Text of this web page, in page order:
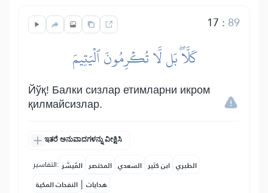
17 : 89
كَلَّاۖ بَل لَّا تُكۡرِمُونَ ٱلۡيَتِيمَ
Йўқ! Балки сизлар етимларни икром
қилмайсизлар.
ಇತರೆ ಅನುವಾದಗಳನ್ನು ವೀಕ್ಷಿಸಿ
التفاسير: المُيسَّر المختصر السعدي ابن كثير الطبري
النفحات المكية | هدايات